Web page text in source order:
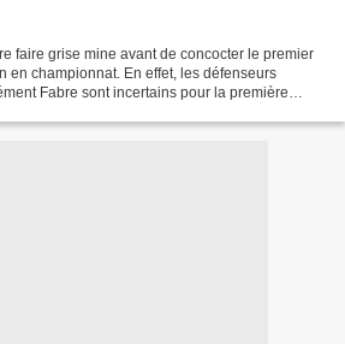
faire grise mine avant de concocter le premier
en championnat. En effet, les défenseurs
Fabre sont incertains pour la première